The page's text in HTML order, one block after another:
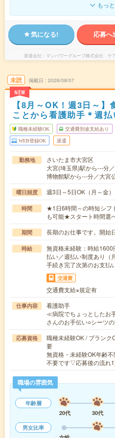
もっ
気になる! 応募へ
派遣会社 マンパワーグループ株式会社 ケ
未読
NEW
掲載日 2026/08/07
【8月～OK！週3日～
ことから看護助手＊週
職種未経験OK 交通費別途支給あり
WEB登録OK 派遣
勤務地
さいたま市大宮区
大宮(埼玉県)駅から---分
博物館駅から---分／大宮
曜日頻度 週3日～5日OK（月～金
時間
★1日6時間～の時短シフ
も可能★スタート時間選
期間 長期のお仕事です。開
時給
無資格未経験：時給
払い／週払い制度あり（
手続き完了次第のお支払
交通費
交通費支給※規定有
仕事内容
看護助手
≪病院でちょっとしたお
さんのお手伝い○シーツ
応募資格
職種未経験OK / ブランク
要
無資格・未経験OK年齢
不要です▽応募後の流れ
職場の雰囲気
年齢層
20代
30代
男女比率